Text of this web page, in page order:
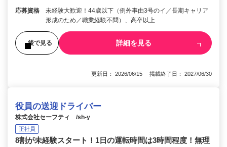
応募資格
未経験大歓迎！44歳以下（例外事由3号のイ／長期キャリア
形成のため／職業経験不問）、高卒以上
後で見る 詳細を見る
更新日： 2026/06/15 掲載終了日： 2027/06/30
役員の送迎ドライバー
株式会社セーフティ /sh-y
正社員
8割が未経験スタート！1日の運転時間は3時間程度！無理